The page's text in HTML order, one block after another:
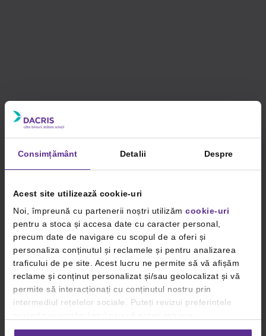
Consimțământ Detalii Despre
Acest site utilizează cookie-uri
Noi, împreună cu partenerii noștri utilizăm cookie-uri
pentru a stoca și accesa date cu caracter personal,
precum date de navigare cu scopul de a oferi și
personaliza conținutul și reclamele și pentru analizarea
traficului de pe site. Acest lucru ne permite să vă afișăm
reclame și conținut personalizat și/sau geolocalizat și vă
permite să interacționați cu conținutul nostru prin
intermediul rețelelor sociale. Puteți revizui preferințele
consimțământul oricând, făcând click pe linkul către